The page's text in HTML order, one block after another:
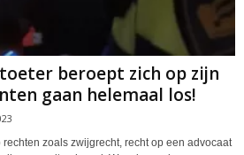
beroept zich op zijn
gaan helemaal los!
zoals zwijgrecht, recht op een advocaat